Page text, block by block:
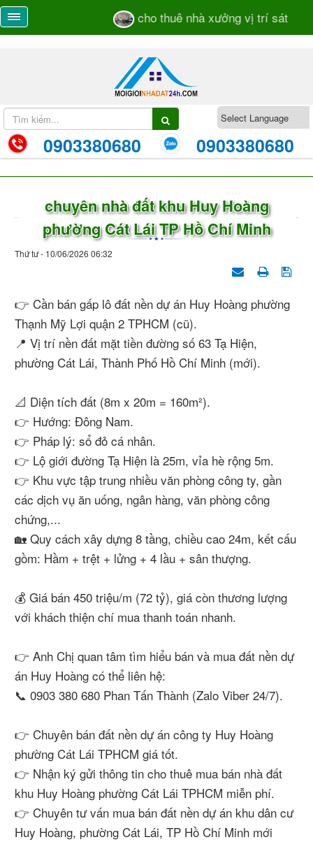
cho thuê nhà xưởng vị trí sát mặt
0903380680 0903380680
chuyên nhà đất khu Huy Hoàng
phường Cát Lái TP Hồ Chí Minh
Thứ tư - 10/06/2026 06:32
👉 Cần bán gấp lô đất nền dự án Huy Hoàng phường
Thạnh Mỹ Lợi quận 2 TPHCM (cũ).
📍 Vị trí nền đất mặt tiền đường số 63 Tạ Hiện,
phường Cát Lái, Thành Phố Hồ Chí Minh (mới).
📐 Diện tích đất (8m x 20m = 160m²).
👉 Hướng: Đông Nam.
👉 Pháp lý: sổ đỏ cá nhân.
👉 Lộ giới đường Tạ Hiện là 25m, vỉa hè rộng 5m.
👉 Khu vực tập trung nhiều văn phòng công ty, gần
các dịch vụ ăn uống, ngân hàng, văn phòng công
chứng,...
🏡 Quy cách xây dựng 8 tầng, chiều cao 24m, kết cấu
gồm: Hầm + trệt + lửng + 4 lầu + sân thượng.
💰 Giá bán 450 triệu/m (72 tỷ), giá còn thương lượng
với khách thiện chí mua thanh toán nhanh.
👉 Anh Chị quan tâm tìm hiểu bán và mua đất nền dự
án Huy Hoàng có thể liên hệ:
📞 0903 380 680 Phan Tấn Thành (Zalo Viber 24/7).
👉 Chuyên bán đất nền dự án công ty Huy Hoàng
phường Cát Lái TPHCM giá tốt.
👉 Nhận ký gửi thông tin cho thuê mua bán nhà đất
khu Huy Hoàng phường Cát Lái TPHCM miễn phí.
👉 Chuyên tư vấn mua bán đất nền dự án khu dân cư
Huy Hoàng, phường Cát Lái, TP Hồ Chí Minh mới